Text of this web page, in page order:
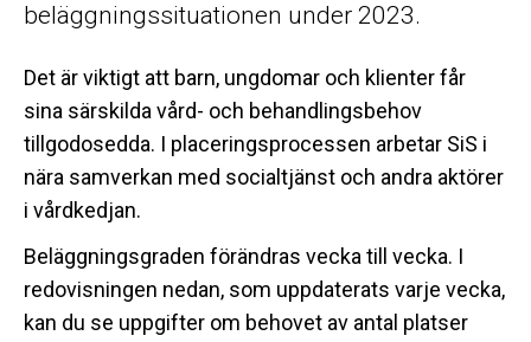
beläggningssituationen under 2023.
Det är viktigt att barn, ungdomar och klienter får
sina särskilda vård- och behandlingsbehov
tillgodosedda. I placeringsprocessen arbetar SiS i
nära samverkan med socialtjänst och andra aktörer
i vårdkedjan.
Beläggningsgraden förändras vecka till vecka. I
redovisningen nedan, som uppdaterats varje vecka,
kan du se uppgifter om behovet av antal platser